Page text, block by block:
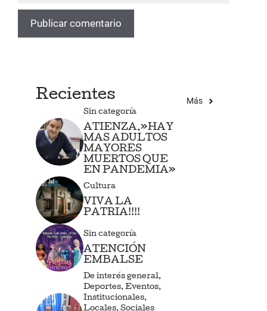
Recientes Más
Sin categoría
ATIENZA.»HAY
MAS ADULTOS
MAYORES
MUERTOS QUE
EN PANDEMIA»
Cultura
VIVA LA
PATRIA!!!!
Sin categoría
ATENCIÓN
EMBALSE
De interés general,
Deportes, Eventos,
Institucionales,
Locales, Sociales